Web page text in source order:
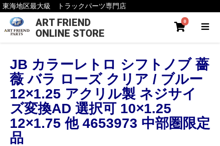
東海地区最大級 トラックパーツ専門店
ART FRIEND
ONLINE STORE
0
JB カラーレトロ シフトノブ 薔
薇 バラ ローズ クリア / ブルー
12×1.25 アクリル製 ネジサイ
ズ変換AD 選択可 10×1.25
12×1.75 他 4653973 中部圏限定
品